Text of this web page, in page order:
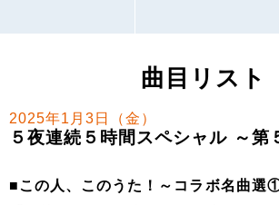
曲目リスト
2025年1月3日（金）
５夜連続５時間スペシャル ～第
■この人、このうた！～コラボ名曲選